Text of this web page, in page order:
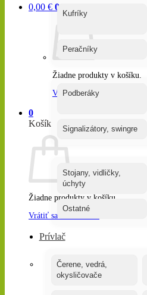
0,00 € 0
Žiadne produkty v košíku.
Vrátiť sa do obchodu
0
Košík
Žiadne produkty v košíku.
Vrátiť sa do obchodu
Kufríky
Peračníky
Podberáky
Signalizátory, swingre
Stojany, vidličky,
úchyty
Ostatné
Prívlač
Čerene, vedrá,
okysličovače